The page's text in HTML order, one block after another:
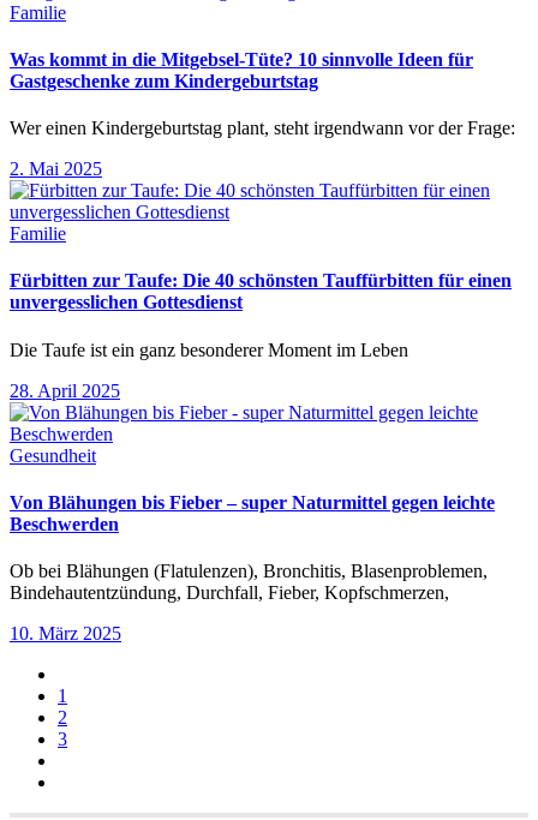
Familie
Was kommt in die Mitgebsel-Tüte? 10 sinnvolle Ideen für
Gastgeschenke zum Kindergeburtstag
Wer einen Kindergeburtstag plant, steht irgendwann vor der Frage:
2. Mai 2025
Familie
Fürbitten zur Taufe: Die 40 schönsten Tauffürbitten für einen
unvergesslichen Gottesdienst
Die Taufe ist ein ganz besonderer Moment im Leben
28. April 2025
Gesundheit
Von Blähungen bis Fieber – super Naturmittel gegen leichte
Beschwerden
Ob bei Blähungen (Flatulenzen), Bronchitis, Blasenproblemen,
Bindehautentzündung, Durchfall, Fieber, Kopfschmerzen,
10. März 2025
1
2
3